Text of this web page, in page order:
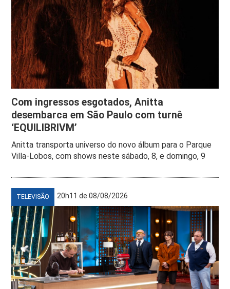
Com ingressos esgotados, Anitta
desembarca em São Paulo com turnê
‘EQUILIBRIVM’
Anitta transporta universo do novo álbum para o Parque
Villa-Lobos, com shows neste sábado, 8, e domingo, 9
TELEVISÃO 20h11 de 08/08/2026